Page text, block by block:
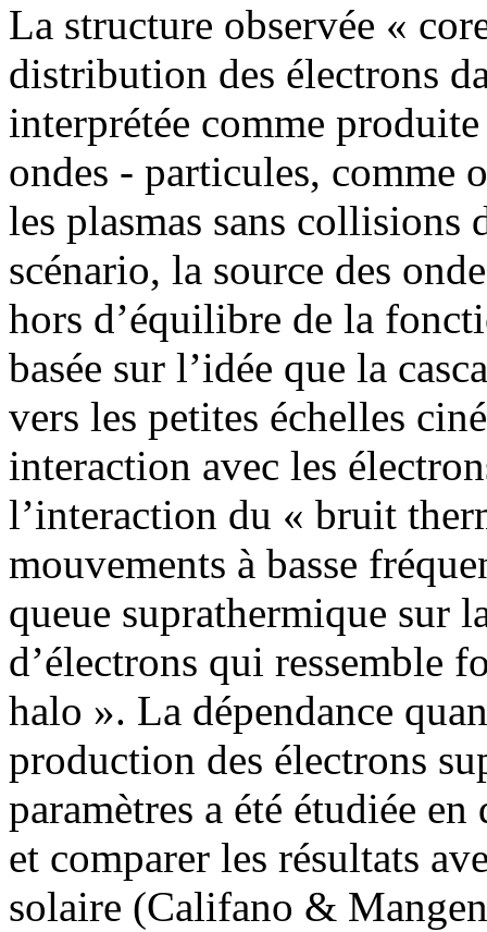
La structure observée «
distribution des électrons
interprétée comme
ondes - particules, comme
les plasmas sans collisions
scénario, la source des
hors d’équilibre de la
basée sur l’idée que la
vers les petites échelles
interaction avec les
l’interaction du « bruit
mouvements à basse
queue suprathermique sur
d’électrons qui ressemble
halo ». La dépendance
production des électrons
paramètres a été étudiée
et comparer les résultats
solaire (Califano &